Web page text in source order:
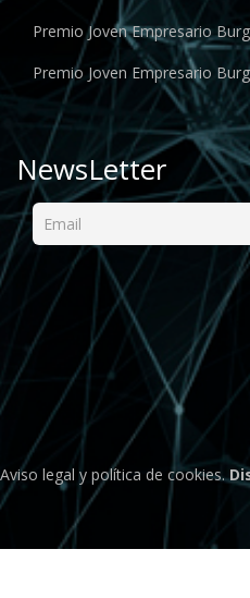
Premio Joven Empresario
Premio Joven Empresario
NewsLetter
Aviso legal y política de cookies.